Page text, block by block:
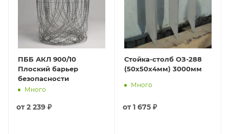
ПББ АКЛ 900/10
Плоский барьер
безопасности
Много
от2 239 ₽
Стойка-столб ОЗ-288
(50х50х4мм) 3000мм
Много
от1 675 ₽